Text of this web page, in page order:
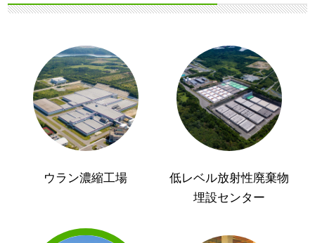
ウラン濃縮工場
低レベル放射性廃棄物
埋設センター